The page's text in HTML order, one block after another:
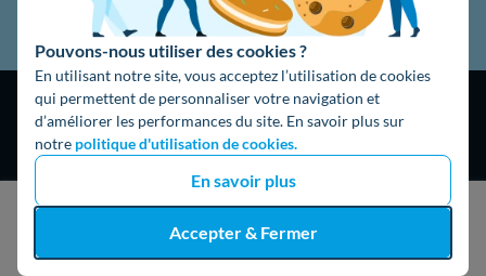
Pouvons-nous utiliser des cookies ?
En utilisant notre site, vous acceptez l’utilisation de cookies
qui permettent de personnaliser votre navigation et
d’améliorer les performances du site. En savoir plus sur
notre politique d'utilisation de cookies.
En savoir plus
Accepter & Fermer
J'obtiens un devis gratuit
4,9/5
16325 avisGoogle